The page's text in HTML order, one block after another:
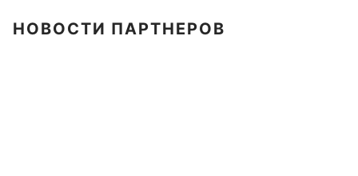
НОВОСТИ ПАРТНЕРОВ